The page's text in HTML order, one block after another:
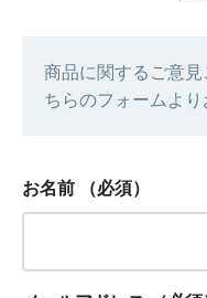
商品に関するご意
ちらのフォームより
お名前 （必須）